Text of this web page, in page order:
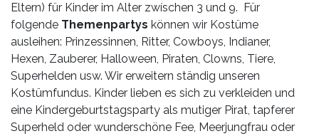
Eltern) für Kinder im Alter zwíschen 3 und 9. Für
folgende Themenpartys können wir Kostüme
ausleihen: Prinzessinnen, Ritter, Cowboys, Indianer,
Hexen, Zauberer, Halloween, Piraten, Clowns, Tiere,
Superhelden usw. Wir erweitern ständig unseren
Kostümfundus. Kinder lieben es sich zu verkleiden und
eine Kindergeburtstagsparty als mutiger Pirat, tapferer
Superheld oder wunderschöne Fee, Meerjungfrau oder